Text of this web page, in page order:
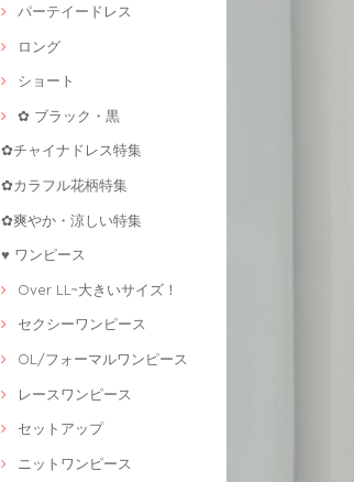
パーテイードレス
ロング
ショート
✿ ブラック・黒
✿チャイナドレス特集
✿カラフル花柄特集
✿爽やか・涼しい特集
♥ ワンピース
Over LL~大きいサイズ！
セクシーワンピース
OL/フォーマルワンピース
レースワンピース
セットアップ
ニットワンピース